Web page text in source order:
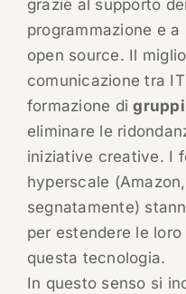
grazie al supporto
programmazione e
open source. Il
comunicazione tra
formazione di
eliminare le
iniziative creative. I
hyperscale
segnatamente)
per estendere le
questa tecnologia.
In questo senso si